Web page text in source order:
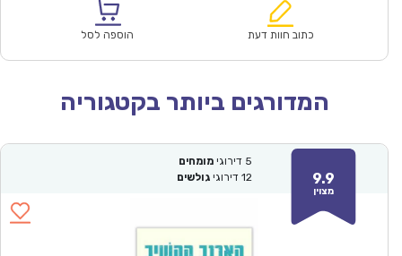
₪61.00.
הוא:
כתוב חוות דעת הוספה לסל
המדורגים ביותר בקטגוריה
9.9
מצוין
5 דירוגי מומחים
12 דירוגי גולשים